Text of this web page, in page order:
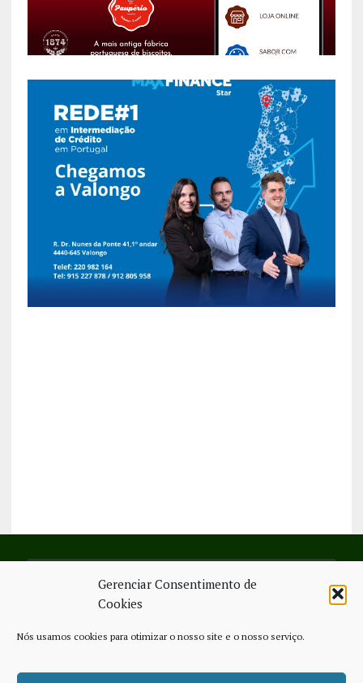
Gerenciar Consentimento de
Cookies
Nós usamos cookies para otimizar o nosso site e o nosso serviço.
SIGA-NOS NO FACEBOOK